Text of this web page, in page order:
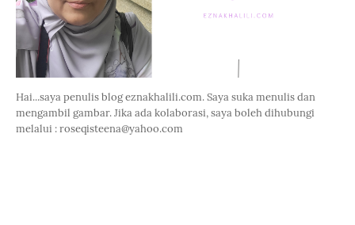
Hai...saya penulis blog eznakhalili.com. Saya suka menulis dan
mengambil gambar. Jika ada kolaborasi, saya boleh dihubungi
melalui : roseqisteena@yahoo.com